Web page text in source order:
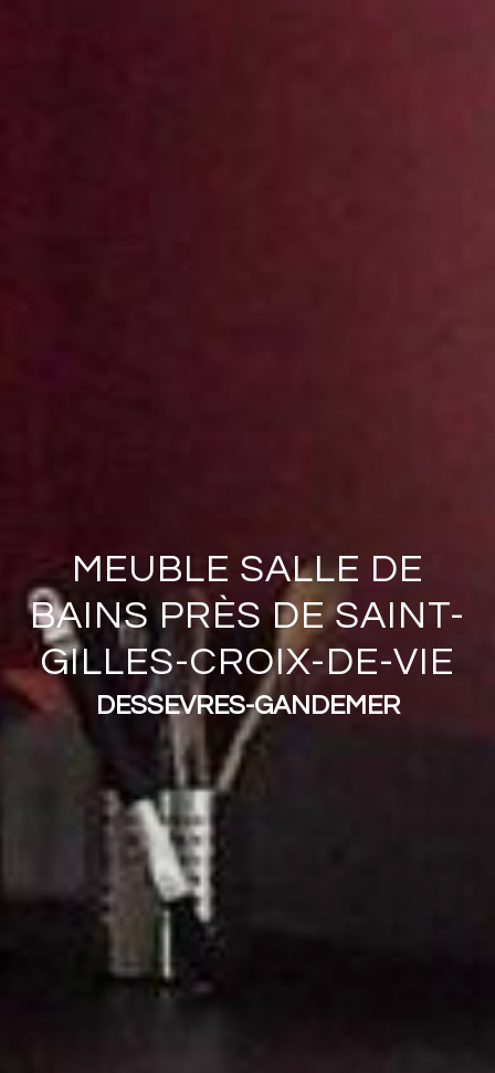
MEUBLE SALLE DE
BAINS PRÈS DE SAINT-
GILLES-CROIX-DE-VIE
DESSEVRES-GANDEMER